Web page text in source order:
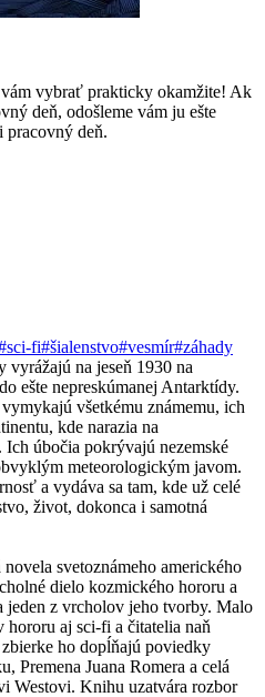
vám vybrať prakticky okamžite! Ak
deň, odošleme vám ju ešte
pracovný deň.
fi#šialenstvo#vesmír#záhady
na jeseň 1930 na
ešte nepreskúmanej Antarktídy.
všetkému známemu, ich
kde narazia na
úbočia pokrývajú nezemské
meteorologickým javom.
a vydáva sa tam, kde už celé
život, dokonca i samotná
svetoznámeho amerického
dielo kozmického hororu a
jeden z vrcholov jeho tvorby. Malo
aj sci-fi a čitatelia naň
ho dopĺňajú poviedky
Premena Juana Romera a celá
Westovi. Knihu uzatvára rozbor